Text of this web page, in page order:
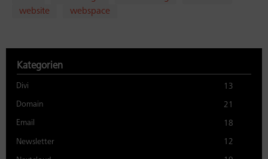
Kategorien
Divi 13
Domain 21
Email 18
Newsletter 12
website
webspace